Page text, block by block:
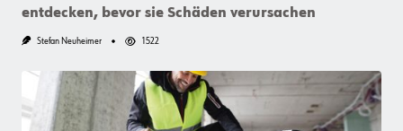
entdecken, bevor sie Schäden verursachen
Stefan Neuheimer 1522